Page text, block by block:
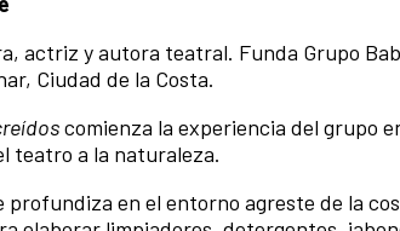
actriz y autora teatral. Funda Grupo
Ciudad de la Costa.
comienza la experiencia del grupo
teatro a la naturaleza.
profundiza en el entorno agreste de la